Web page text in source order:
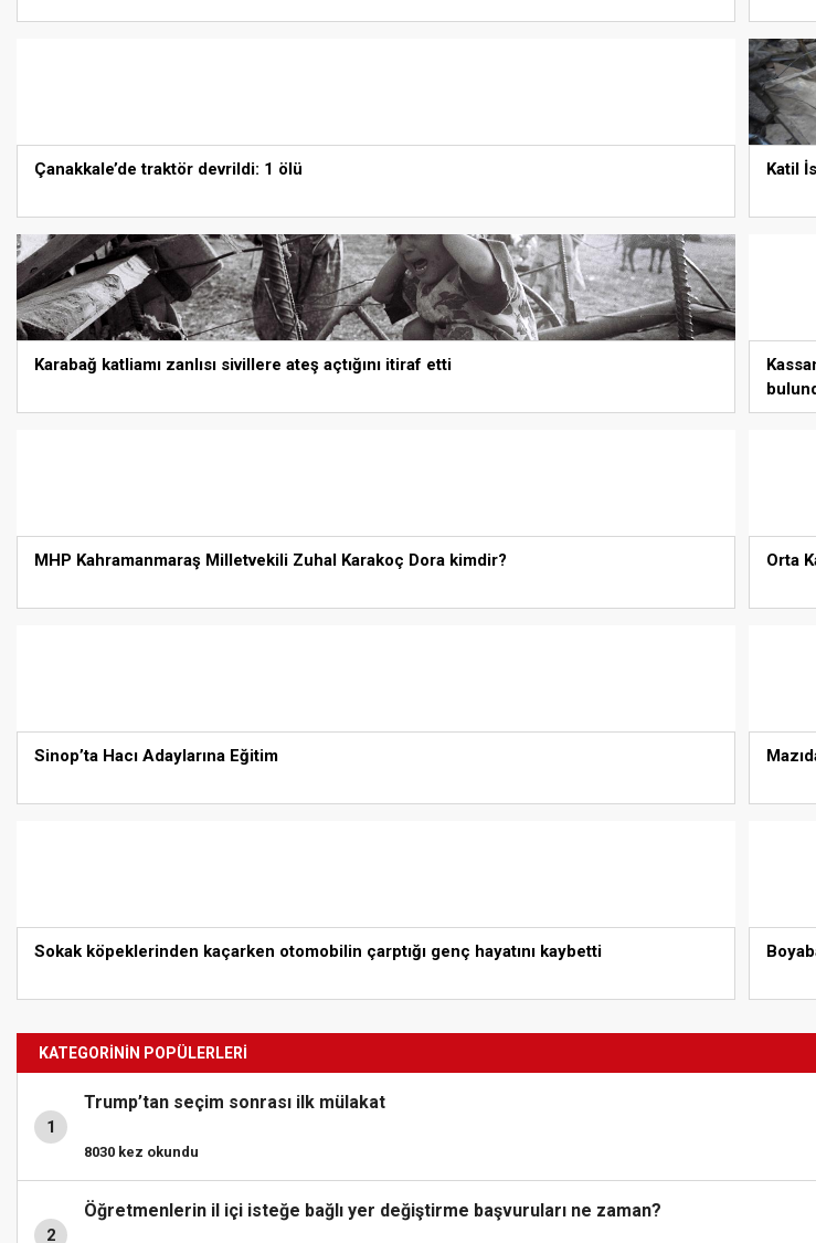
Çanakkale’de traktör devrildi: 1 ölü Katil
Karabağ katliamı zanlısı sivillere ateş açtığını itiraf etti
MHP Kahramanmaraş Milletvekili Zuhal Karakoç Dora kimdir? Orta
Sinop’ta Hacı Adaylarına Eğitim
Sokak köpeklerinden kaçarken otomobilin çarptığı genç hayatını kaybetti
KATEGORİNİN POPÜLERLERİ
1
Trump’tan seçim sonrası ilk mülakat
8030 kez okundu
2
Öğretmenlerin il içi isteğe bağlı yer değiştirme başvuruları ne zaman?